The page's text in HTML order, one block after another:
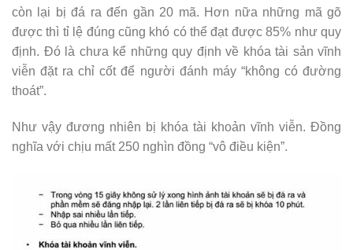
còn lại bị đá ra đến gần 20 mã. Hơn nữa những mã gõ
được thì tỉ lệ đúng cũng khó có thể đạt được 85% như quy
định. Đó là chưa kể những quy định về khóa tài sản vĩnh
viễn đặt ra chỉ cốt để người đánh máy “không có đường
thoát”.
Như vậy đương nhiên bị khóa tài khoản vĩnh viễn. Đồng
nghĩa với chịu mất 250 nghìn đồng “vô điều kiện”.